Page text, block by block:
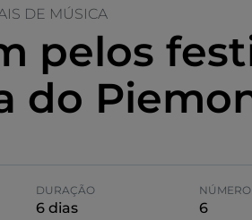
DE MÚSICA
pelos
do
DURAÇÃO
6 dias 6